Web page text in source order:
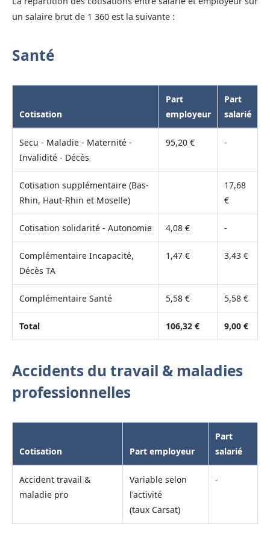
un salaire brut de 1 360 est la suivante :
Santé
Cotisation
Part
employeur
Part
salarié
Secu - Maladie - Maternité -
Invalidité - Décès
95,20 € -
Cotisation supplémentaire (Bas-
Rhin, Haut-Rhin et Moselle)
17,68
€
Cotisation solidarité - Autonomie 4,08 € -
Complémentaire Incapacité,
Décès TA
1,47 € 3,43 €
Complémentaire Santé 5,58 € 5,58 €
Total 106,32 € 9,00 €
Accidents du travail & maladies
professionnelles
Cotisation Part employeur
Part
salarié
Accident travail &
maladie pro
Variable selon
l'activité
(taux Carsat)
-